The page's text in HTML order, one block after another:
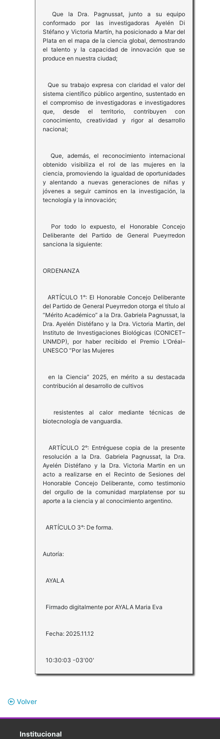
Que la Dra. Pagnussat, junto a su equipo
conformado por las investigadoras Ayelén Di
Stéfano y Victoria Martín, ha posicionado a Mar del
Plata en el mapa de la ciencia global, demostrando
el talento y la capacidad de innovación que se
produce en nuestra ciudad;
Que su trabajo expresa con claridad el valor del
sistema científico público argentino, sustentado en
el compromiso de investigadoras e investigadores
que, desde el territorio, contribuyen con
conocimiento, creatividad y rigor al desarrollo
nacional;
Que, además, el reconocimiento internacional
obtenido visibiliza el rol de las mujeres en la
ciencia, promoviendo la igualdad de oportunidades
y alentando a nuevas generaciones de niñas y
jóvenes a seguir caminos en la investigación, la
tecnología y la innovación;
Por todo lo expuesto, el Honorable Concejo
Deliberante del Partido de General Pueyrredon
sanciona la siguiente:
ORDENANZA
ARTÍCULO 1°: El Honorable Concejo Deliberante
del Partido de General Pueyrredon otorga el título al
“Mérito Académico” a la Dra. Gabriela Pagnussat, la
Dra. Ayelén Distéfano y la Dra. Victoria Martin, del
Instituto de Investigaciones Biológicas (CONICET–
UNMDP), por haber recibido el Premio L’Oréal–
UNESCO “Por las Mujeres
en la Ciencia” 2025, en mérito a su destacada
contribución al desarrollo de cultivos
resistentes al calor mediante técnicas de
biotecnología de vanguardia.
ARTÍCULO 2°: Entréguese copia de la presente
resolución a la Dra. Gabriela Pagnussat, la Dra.
Ayelén Distéfano y la Dra. Victoria Martin en un
acto a realizarse en el Recinto de Sesiones del
Honorable Concejo Deliberante, como testimonio
del orgullo de la comunidad marplatense por su
aporte a la ciencia y al conocimiento argentino.
ARTÍCULO 3°: De forma.
Autoría:
AYALA
Firmado digitalmente por AYALA Maria Eva
Fecha: 2025.11.12
10:30:03 -03'00'
Volver
Institucional